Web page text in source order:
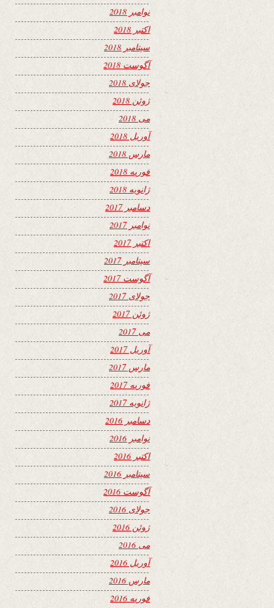
نوامبر 2018
اکتبر 2018
سپتامبر 2018
آگوست 2018
جولای 2018
ژوئن 2018
می 2018
آوریل 2018
مارس 2018
فوریه 2018
ژانویه 2018
دسامبر 2017
نوامبر 2017
اکتبر 2017
سپتامبر 2017
آگوست 2017
جولای 2017
ژوئن 2017
می 2017
آوریل 2017
مارس 2017
فوریه 2017
ژانویه 2017
دسامبر 2016
نوامبر 2016
اکتبر 2016
سپتامبر 2016
آگوست 2016
جولای 2016
ژوئن 2016
می 2016
آوریل 2016
مارس 2016
فوریه 2016